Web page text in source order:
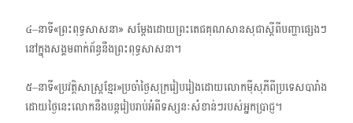
៤–នាទី«ព្រះពុទ្ធសាសនា» សម្តែងដោយព្រះតេជគុណសានសុជាស្តីពីបញ្ហាផ្សេងៗ
នៅ​ក្នុងសង្គមពាក់​ព័ន្ធនឹងព្រះពុទ្ធសាសនា។
៥–នាទី«ប្រវត្តិសាស្ត្រខ្មែរ»ប្រចាំថ្ងៃសុក្ររៀបរៀងដោយលោកម៉ីសុភីពីប្រទេសបារាំង​
ដោយថ្ងៃនេះ​លោកនឹងបន្ត​រៀបរាប់អំពីទស្សនៈសំខាន់ៗរបស់អ្នកប្រាជ្ញ។